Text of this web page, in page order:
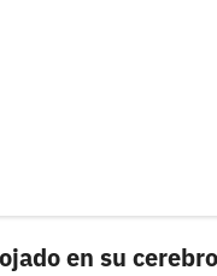
en su